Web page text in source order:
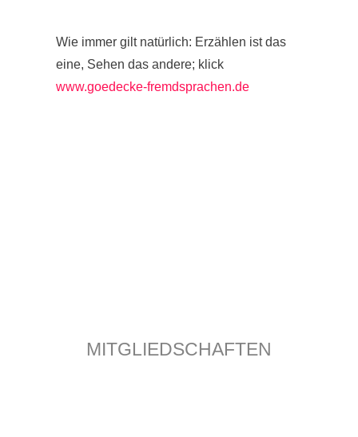
Wie immer gilt natürlich: Erzählen ist das
eine, Sehen das andere; klick
www.goedecke-fremdsprachen.de
MITGLIEDSCHAFTEN